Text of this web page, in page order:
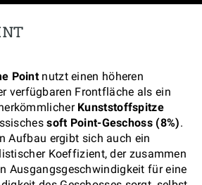
Pointnutzt einen höheren
verfügbaren Frontfläche als ein
Kunststoffspitze
soft Point-Geschoss (8%).
Aufbau ergibt sich auch ein
Koeffizient, der zusammen
Ausgangsgeschwindigkeit für eine